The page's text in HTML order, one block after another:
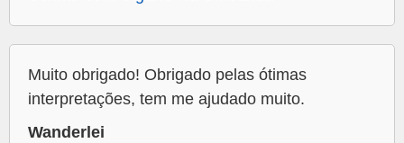
Muito obrigado! Obrigado pelas ótimas
interpretações, tem me ajudado muito.
Wanderlei